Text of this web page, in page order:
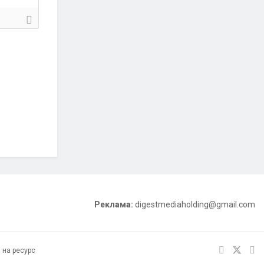
Реклама: digestmediaholding@gmail.com
на ресурс